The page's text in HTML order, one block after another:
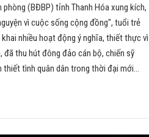
(BĐBP) tỉnh Thanh Hóa xung kích,
vì cuộc sống cộng đồng", tuổi trẻ
nhiều hoạt động ý nghĩa, thiết thực vì
đã thu hút đông đảo cán bộ, chiến sỹ
thiết tình quân dân trong thời đại mới…